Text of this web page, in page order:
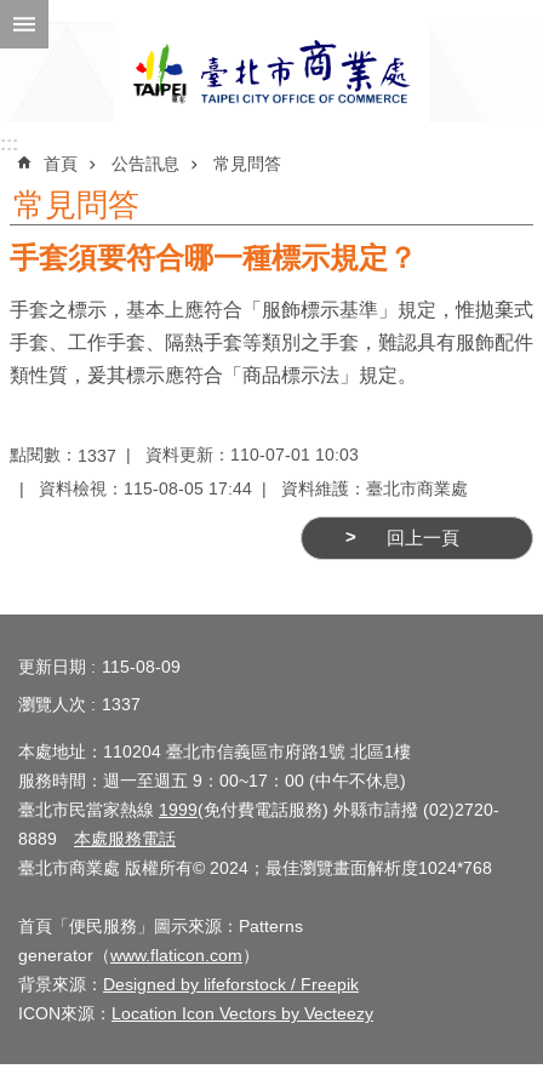
跳到主要內容區塊
公
訊
息
介
紹
資
線
服
務
公
司
商
業
登
服
::::::
首頁 公告訊息 常見問答
常見問答
手套須要符合哪一種標示規定？
手套之標示，基本上應符合「服飾標示基準」規定，惟拋棄式
手套、工作手套、隔熱手套等類別之手套，難認具有服飾配件
類性質，爰其標示應符合「商品標示法」規定。
點閱數： 1337
資料更新：110-07-01 10:03
資料檢視：115-08-05 17:44
資料維護：臺北市商業處
回上一頁
更新日期
115-08-09
瀏覽人次
1337
本處地址：110204 臺北市信義區市府路1號 北區1樓
服務時間：週一至週五 9：00~17：00 (中午不休息)
臺北市民當家熱線 1999(免付費電話服務) 外縣市請撥 (02)2720-
8889 本處服務電話
臺北市商業處 版權所有© 2024；最佳瀏覽畫面解析度1024*768
首頁「便民服務」圖示來源：Patterns
generator（www.flaticon.com）
背景來源： Designed by lifeforstock / Freepik
ICON來源： Location Icon Vectors by Vecteezy